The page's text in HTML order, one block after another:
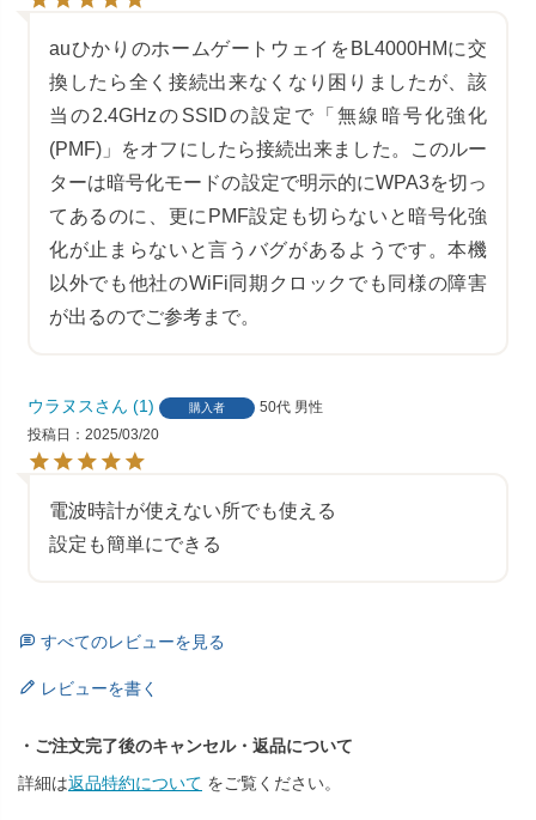
auひかりのホームゲートウェイをBL4000HMに交
換したら全く接続出来なくなり困りましたが、該
当の2.4GHzのSSIDの設定で「無線暗号化強化
(PMF)」をオフにしたら接続出来ました。このルー
ターは暗号化モードの設定で明示的にWPA3を切っ
てあるのに、更にPMF設定も切らないと暗号化強
化が止まらないと言うバグがあるようです。本機
以外でも他社のWiFi同期クロックでも同様の障害
が出るのでご参考まで。
ウラヌス 1 購入者 50代 男性
投稿日
2025/03/20
電波時計が使えない所でも使える
設定も簡単にできる
すべてのレビューを見る
レビューを書く
・ご注文完了後のキャンセル・返品について
詳細は返品特約について をご覧ください。